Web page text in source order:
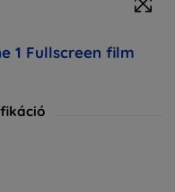
1 Fullscreen film